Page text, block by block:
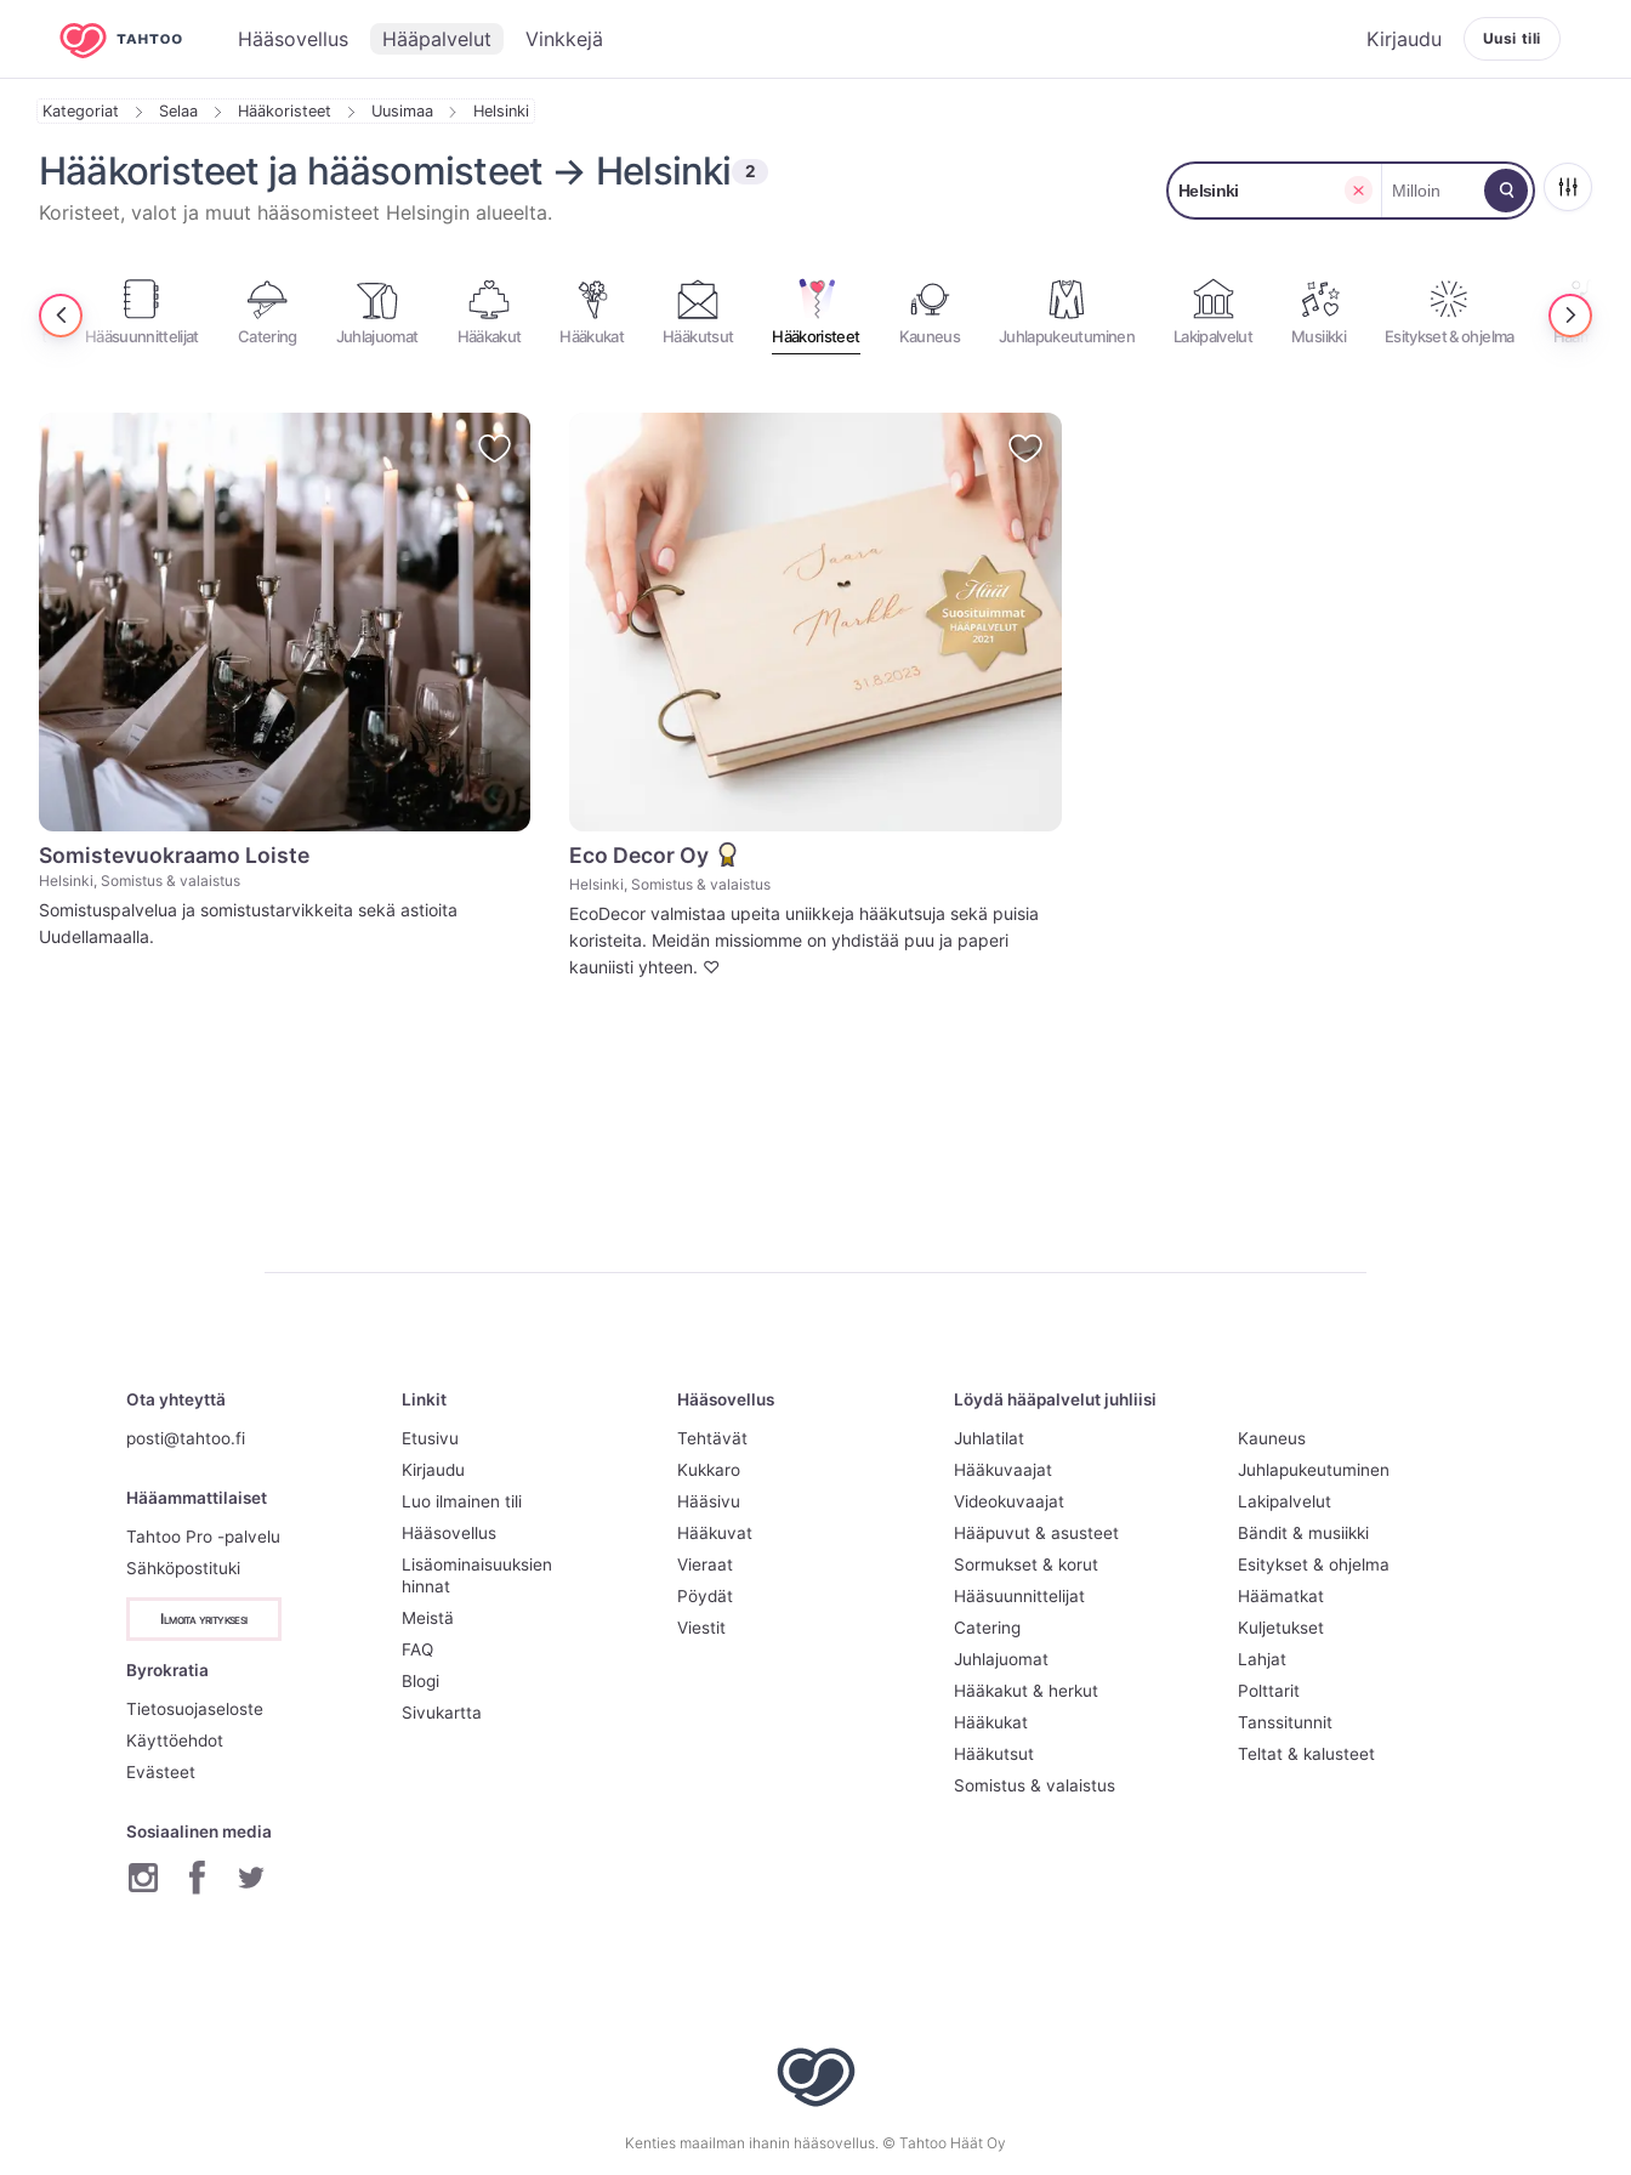
Hääsovellus Hääpalvelut Vinkkejä Kirjaudu Uusi tili
Kategoriat Selaa Hääkoristeet Uusimaa Helsinki
Hääkoristeet ja hääsomisteet Helsinki 2
hakutulosta
⁨Koristeet, valot ja muut hääsomisteet ⁨Helsingin⁩ alueelta.⁩
Helsinki Milloin
Hääsuunnittelijat Catering Juhlajuomat Hääkakut Hääkukat Hääkutsut Hääkoristeet Kauneus Juhlapukeutuminen Lakipalvelut Musiikki Esitykset & ohjelma Häämatkat
Somistevuokraamo Loiste
Helsinki, Somistus & valaistus
Somistuspalvelua ja somistustarvikkeita sekä astioita
Uudellamaalla.
Eco Decor Oy
Helsinki, Somistus & valaistus
EcoDecor valmistaa upeita uniikkeja hääkutsuja sekä puisia
koristeita. Meidän missiomme on yhdistää puu ja paperi
kauniisti yhteen. ♡
Ota yhteyttä
posti@tahtoo.fi
Hääammattilaiset
Tahtoo Pro -palvelu
Sähköpostituki
Ilmoita yrityksesi
Byrokratia
Tietosuojaseloste
Käyttöehdot
Evästeet
Sosiaalinen media
Linkit
Etusivu
Kirjaudu
Luo ilmainen tili
Hääsovellus
Lisäominaisuuksien
hinnat
Meistä
FAQ
Blogi
Sivukartta
Hääsovellus
Tehtävät
Kukkaro
Hääsivu
Hääkuvat
Vieraat
Pöydät
Viestit
Löydä hääpalvelut juhliisi
Juhlatilat
Hääkuvaajat
Videokuvaajat
Hääpuvut & asusteet
Sormukset & korut
Hääsuunnittelijat
Catering
Juhlajuomat
Hääkakut & herkut
Hääkukat
Hääkutsut
Somistus & valaistus
Kauneus
Juhlapukeutuminen
Lakipalvelut
Bändit & musiikki
Esitykset & ohjelma
Häämatkat
Kuljetukset
Lahjat
Polttarit
Tanssitunnit
Teltat & kalusteet
Kenties maailman ihanin hääsovellus. © Tahtoo Häät Oy